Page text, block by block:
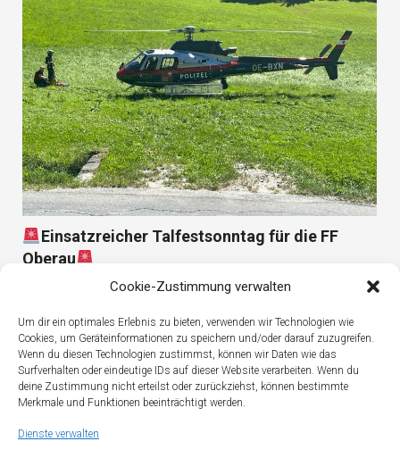
Cookie-Zustimmung verwalten
Um dir ein optimales Erlebnis zu bieten, verwenden wir Technologien wie
Cookies, um Geräteinformationen zu speichern und/oder darauf zuzugreifen.
Wenn du diesen Technologien zustimmst, können wir Daten wie das
Surfverhalten oder eindeutige IDs auf dieser Website verarbeiten. Wenn du
deine Zustimmung nicht erteilst oder zurückziehst, können bestimmte
Merkmale und Funktionen beeinträchtigt werden.
Dienste verwalten
Einsatzreicher Talfestsonntag für die FF
Oberau